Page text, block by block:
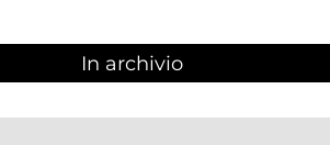
In archivio